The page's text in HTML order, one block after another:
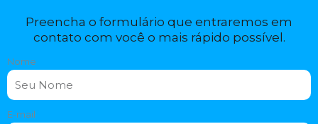
Preencha o formulário que entraremos em
contato com você o mais rápido possível.
Nome
E-mail